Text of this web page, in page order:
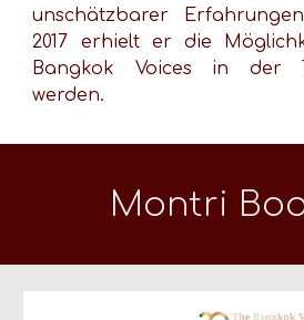
unschätzbarer
2017 erhielt er die
Bangkok Voices in der
werden.
Montri